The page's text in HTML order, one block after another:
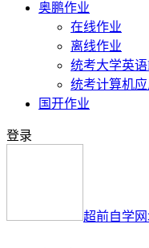
奥鹏作业
在线作业
离线作业
统考大学英
统考计算机
国开作业
登录
超前自学网